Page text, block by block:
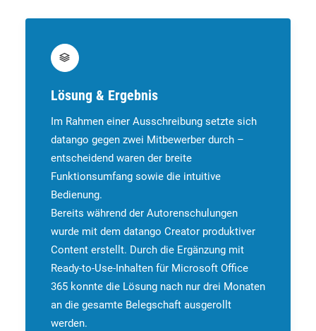
Lösung & Ergebnis
Im Rahmen einer Ausschreibung setzte sich
datango gegen zwei Mitbewerber durch –
entscheidend waren der breite
Funktionsumfang sowie die intuitive
Bedienung.
Bereits während der Autorenschulungen
wurde mit dem datango Creator produktiver
Content erstellt. Durch die Ergänzung mit
Ready-to-Use-Inhalten für Microsoft Office
365 konnte die Lösung nach nur drei Monaten
an die gesamte Belegschaft ausgerollt
werden.